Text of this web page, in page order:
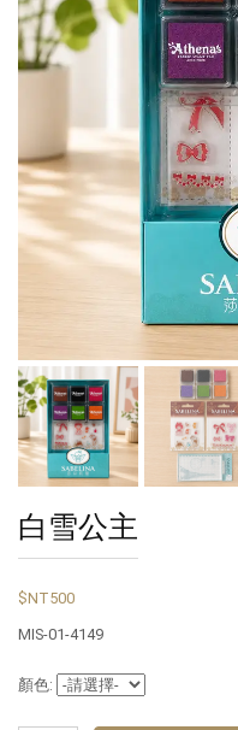
白雪公主
$NT500
MIS-01-4149
顏色: